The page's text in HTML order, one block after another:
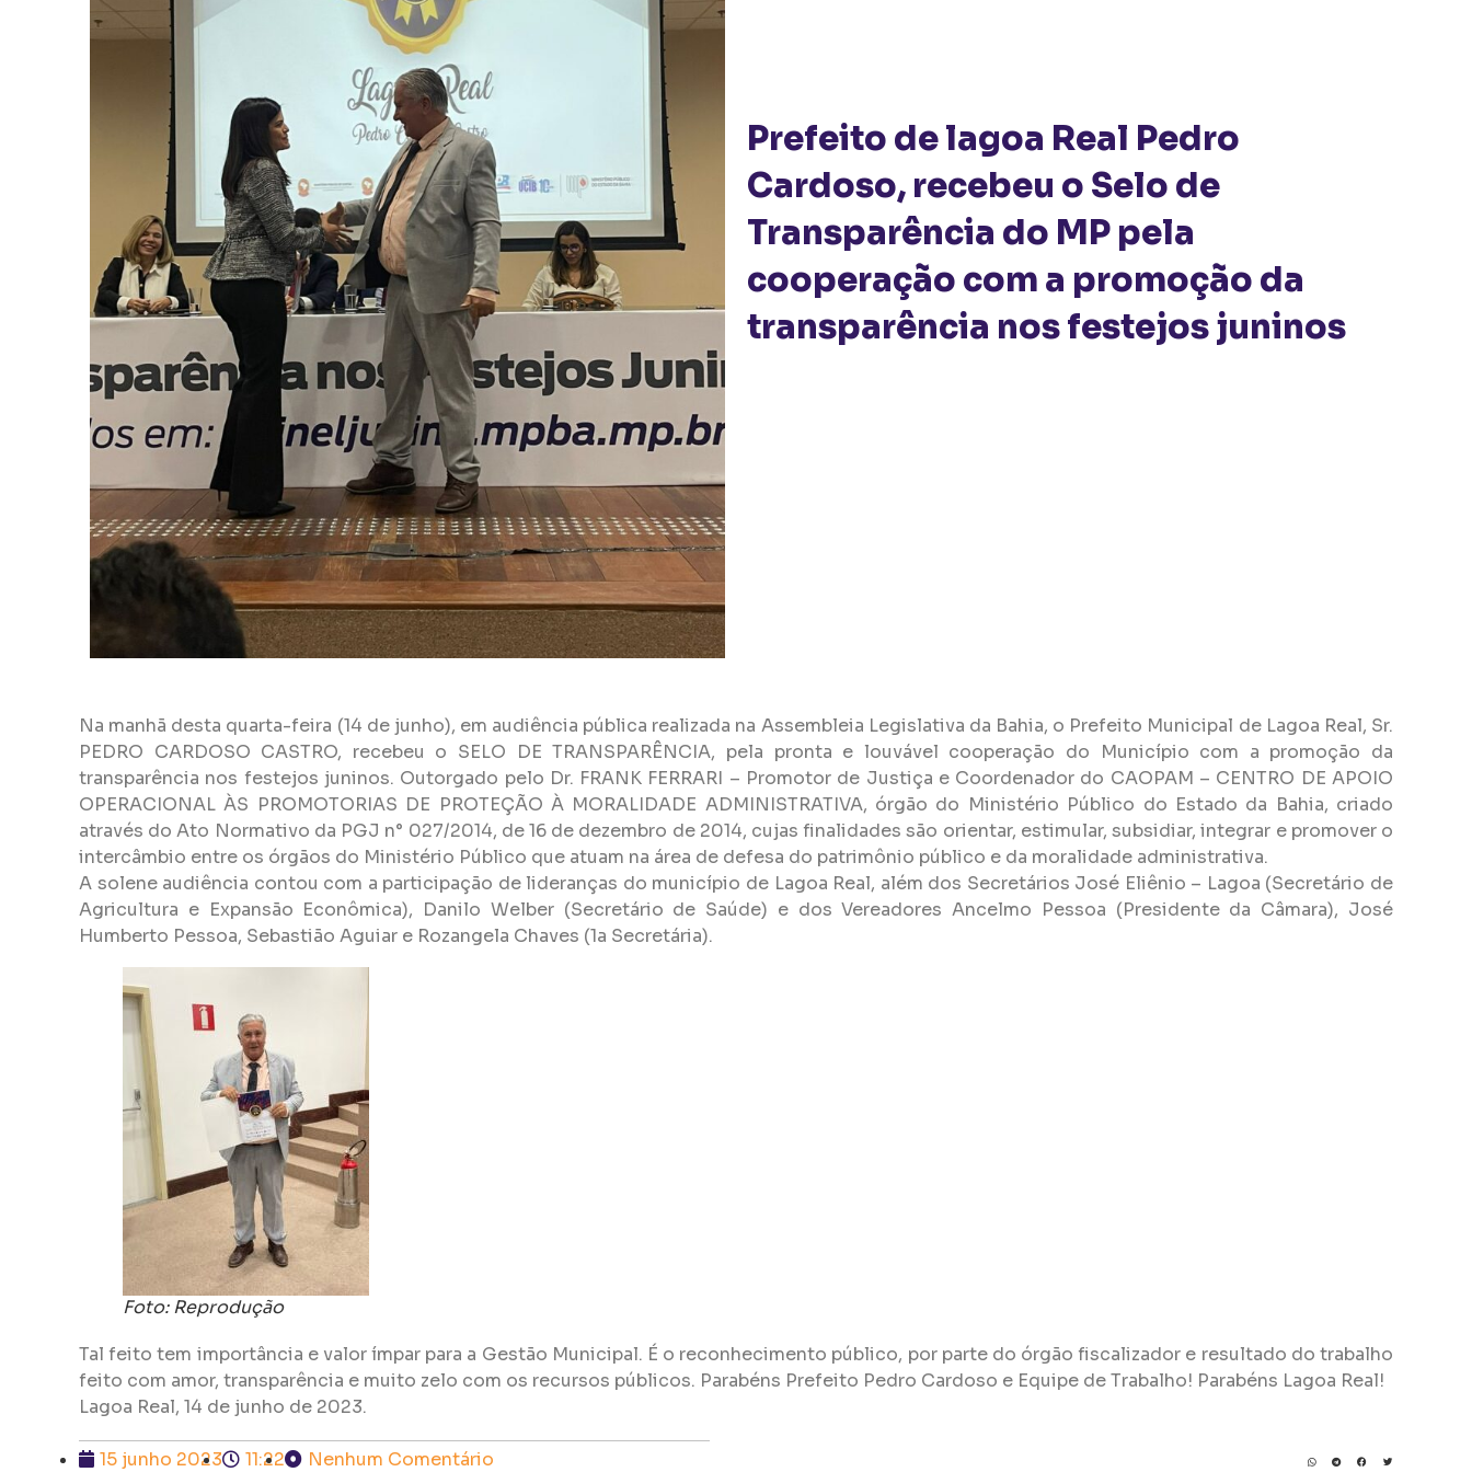
Prefeito de lagoa Real Pedro
Cardoso, recebeu o Selo de
Transparência do MP pela
cooperação com a promoção da
transparência nos festejos juninos
Na manhã desta quarta-feira (14 de junho), em audiência pública realizada na Assembleia Legislativa da Bahia, o Prefeito Municipal de Lagoa Real, Sr.
PEDRO CARDOSO CASTRO, recebeu o SELO DE TRANSPARÊNCIA, pela pronta e louvável cooperação do Município com a promoção da
transparência nos festejos juninos. Outorgado pelo Dr. FRANK FERRARI – Promotor de Justiça e Coordenador do CAOPAM – CENTRO DE APOIO
OPERACIONAL ÀS PROMOTORIAS DE PROTEÇÃO À MORALIDADE ADMINISTRATIVA, órgão do Ministério Público do Estado da Bahia, criado
através do Ato Normativo da PGJ n° 027/2014, de 16 de dezembro de 2014, cujas finalidades são orientar, estimular, subsidiar, integrar e promover o
intercâmbio entre os órgãos do Ministério Público que atuam na área de defesa do patrimônio público e da moralidade administrativa.
A solene audiência contou com a participação de lideranças do município de Lagoa Real, além dos Secretários José Eliênio – Lagoa (Secretário de
Agricultura e Expansão Econômica), Danilo Welber (Secretário de Saúde) e dos Vereadores Ancelmo Pessoa (Presidente da Câmara), José
Humberto Pessoa, Sebastião Aguiar e Rozangela Chaves (1a Secretária).
Foto: Reprodução
Tal feito tem importância e valor ímpar para a Gestão Municipal. É o reconhecimento público, por parte do órgão fiscalizador e resultado do trabalho
feito com amor, transparência e muito zelo com os recursos públicos. Parabéns Prefeito Pedro Cardoso e Equipe de Trabalho! Parabéns Lagoa Real!
Lagoa Real, 14 de junho de 2023.
15 junho 2023 11:22 Nenhum Comentário